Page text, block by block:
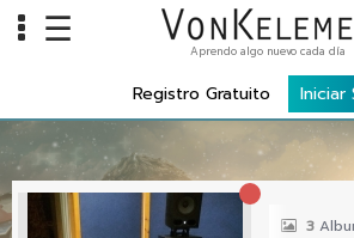
Home
Cursos
Carreras
☰ Aprendo algo nuevo cada día
Registro Gratuito Iniciar
3